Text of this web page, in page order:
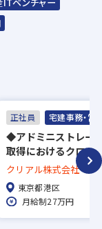
、在職中
正社員 宅建事務・営
◆アドミニストレー
取得におけるクロー
ズのアシスタント業
150%！資産運用プ
ム企業／週休二日制
み）／転勤なし
クリアル株式会社
東京都港区
月給制27万円